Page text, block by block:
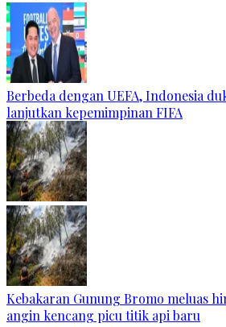
Berbeda dengan UEFA, Indonesia
lanjutkan kepemimpinan FIFA
Kebakaran Gunung Bromo meluas
angin kencang picu titik api baru